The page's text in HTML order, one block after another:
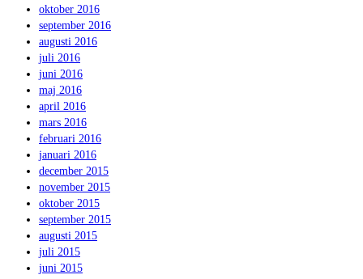
oktober 2016
september 2016
augusti 2016
juli 2016
juni 2016
maj 2016
april 2016
mars 2016
februari 2016
januari 2016
december 2015
november 2015
oktober 2015
september 2015
augusti 2015
juli 2015
juni 2015